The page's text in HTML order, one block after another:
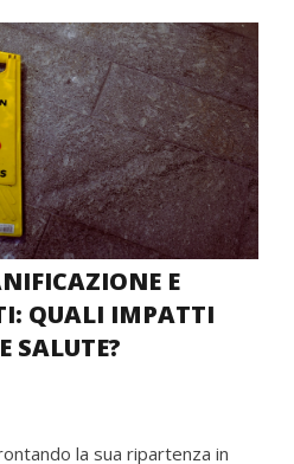
E
QUALI IMPATTI
SALUTE?
la sua ripartenza in